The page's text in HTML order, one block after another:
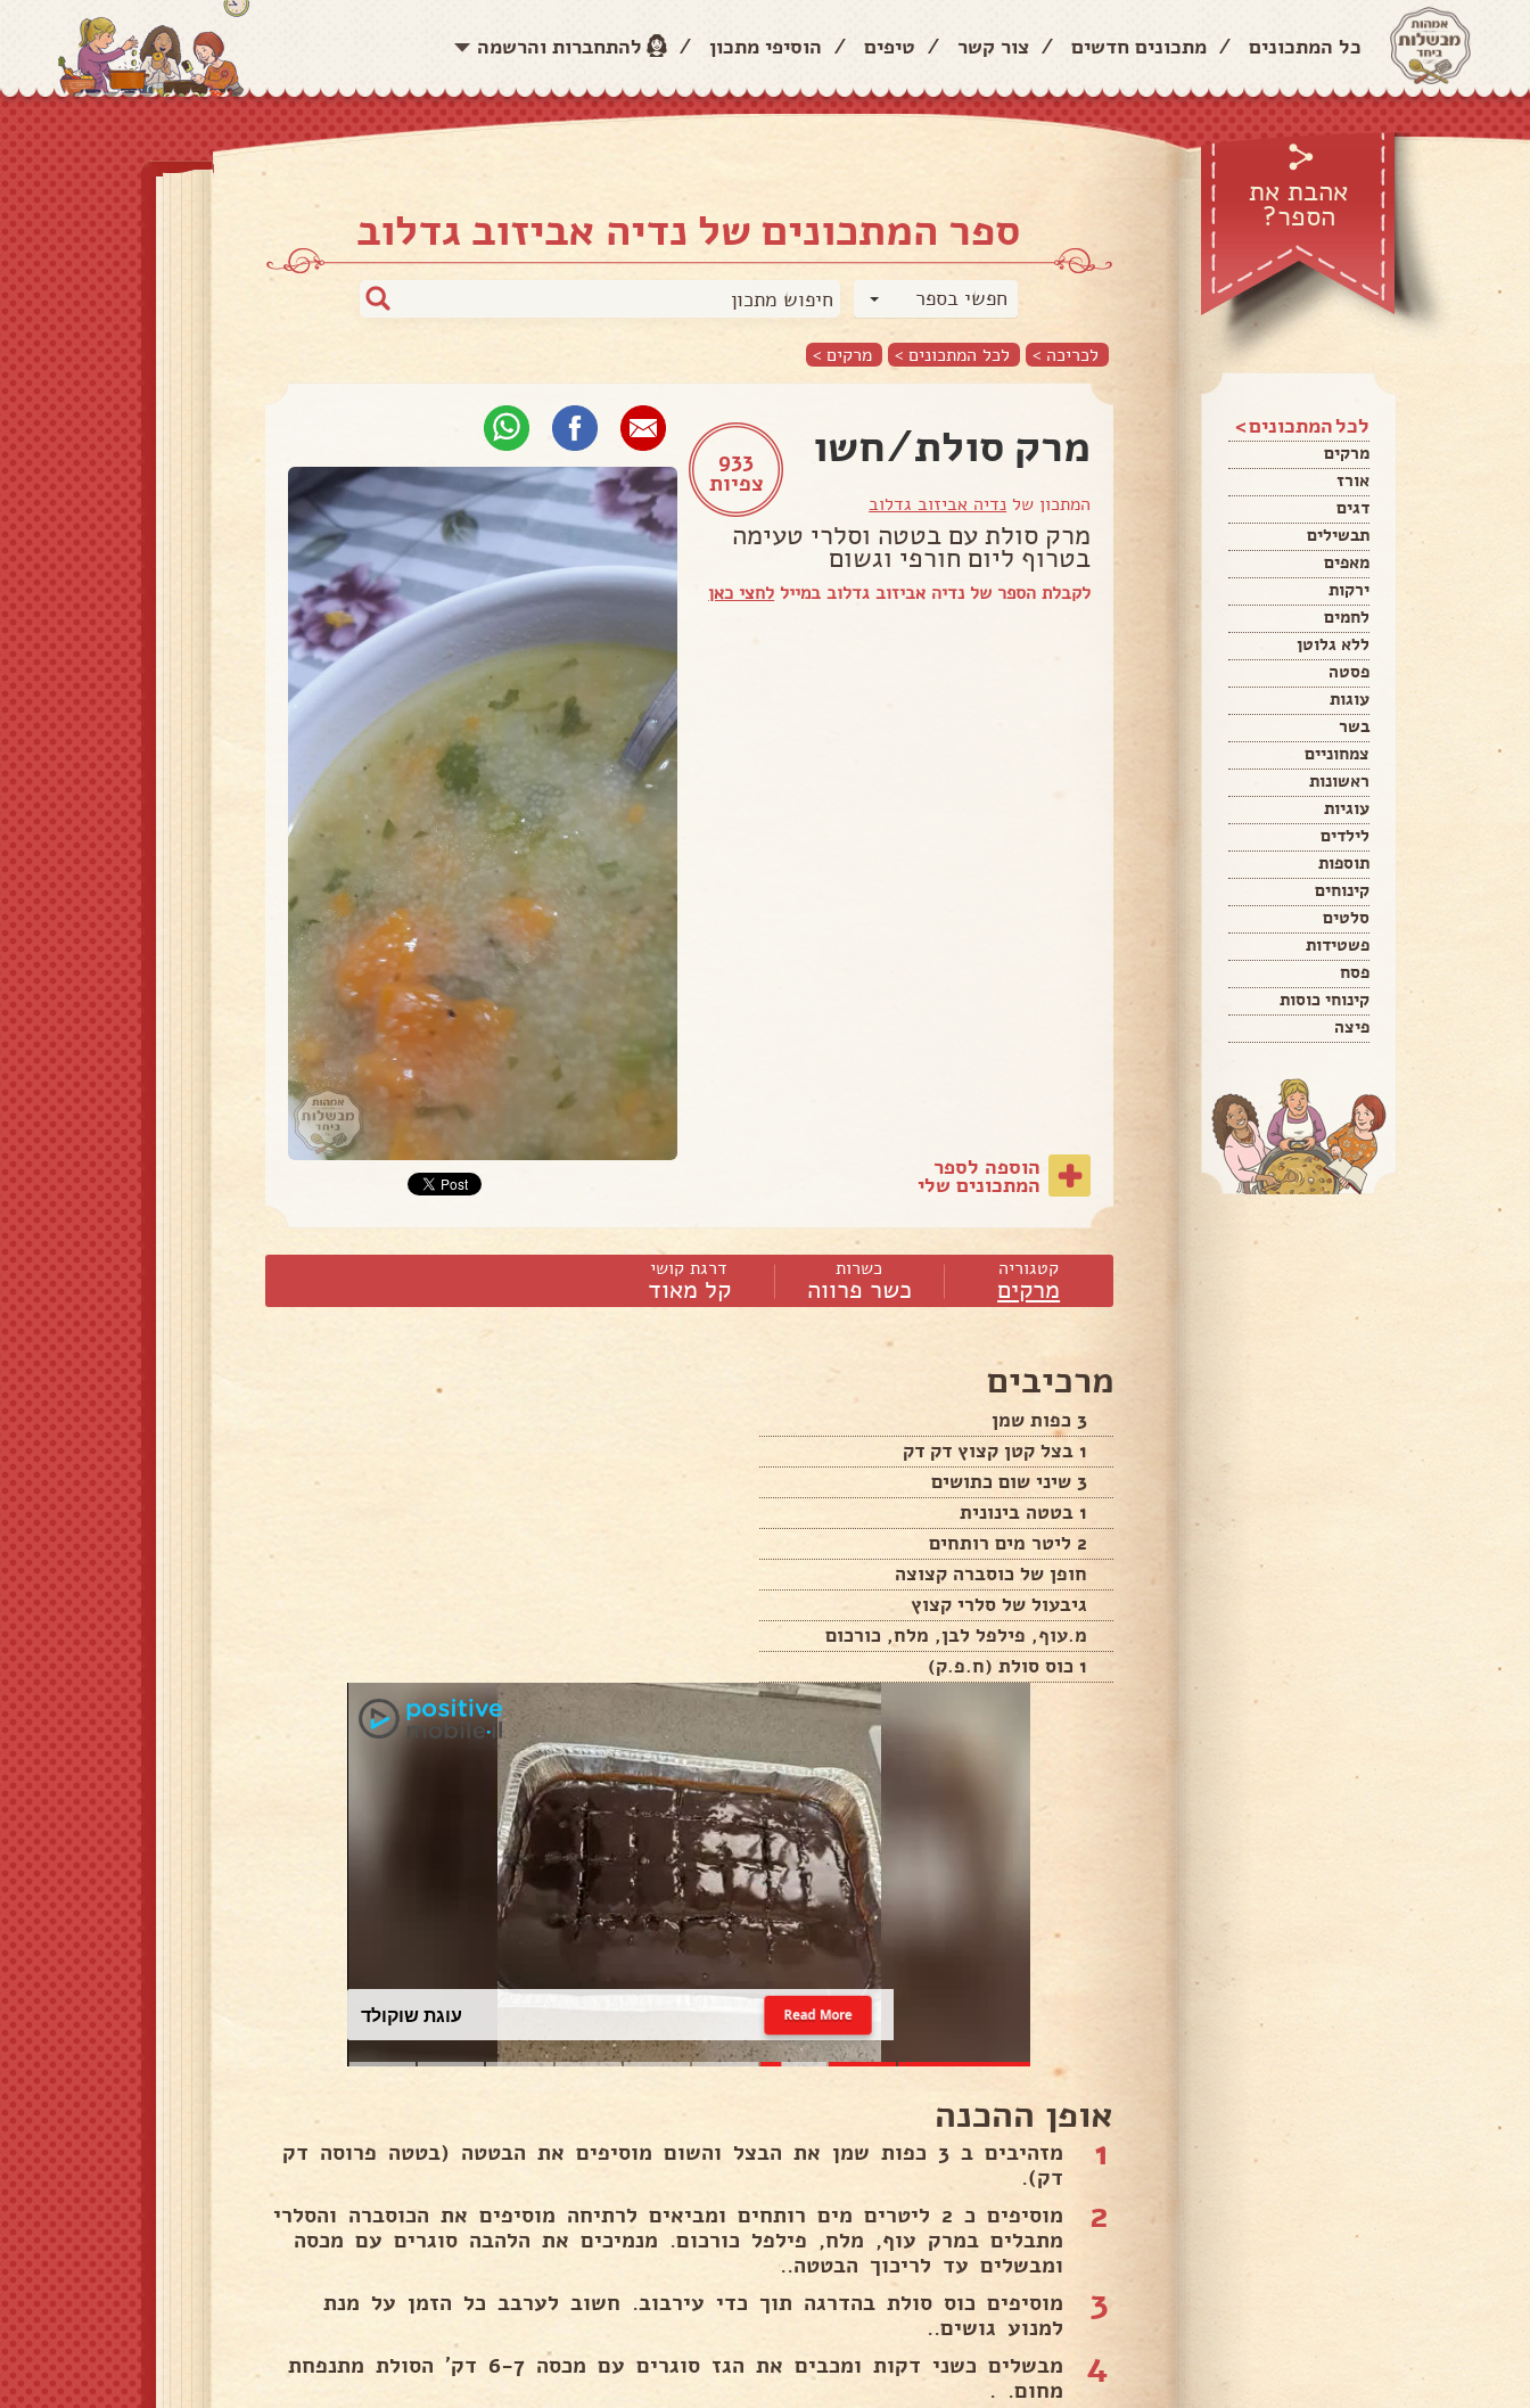
כל המתכונים / מתכונים חדשים / צור קשר / טיפים / הוסיפי מתכון / להתחברות והרשמה
אהבת את
הספר?
לכל המתכונים >
מרקים
אורז
דגים
תבשילים
מאפים
ירקות
לחמים
ללא גלוטן
פסטה
עוגות
בשר
צמחוניים
ראשונות
עוגיות
לילדים
תוספות
קינוחים
סלטים
פשטידות
פסח
קינוחי כוסות
פיצה
ספר המתכונים של נדיה אביזוב גדלוב
חפשי בספר
לכריכה > לכל המתכונים > מרקים >
933
צפיות
מרק סולת/חשו
המתכון של נדיה אביזוב גדלוב
מרק סולת עם בטטה וסלרי טעימה
בטרוף ליום חורפי וגשום
לקבלת הספר של נדיה אביזוב גדלוב במייל לחצי כאן
הוספה לספר
המתכונים שלי
קטגוריה
מרקים
כשרות
כשר פרווה
דרגת קושי
קל מאוד
מרכיבים
3 כפות שמן
1 בצל קטן קצוץ דק דק
3 שיני שום כתושים
1 בטטה בינונית
2 ליטר מים רותחים
חופן של כוסברה קצוצה
גיבעול של סלרי קצוץ
מ.עוף, פילפל לבן, מלח, כורכום
1 כוס סולת (ח.פ.ק)
עוגת שוקולד Read More
אופן ההכנה
1
מזהיבים ב 3 כפות שמן את הבצל והשום מוסיפים את הבטטה (בטטה פרוסה דק
דק).
2
מוסיפים כ 2 ליטרים מים רותחים ומביאים לרתיחה מוסיפים את הכוסברה והסלרי
מתבלים במרק עוף, מלח, פילפל כורכום. מנמיכים את הלהבה סוגרים עם מכסה
ומבשלים עד לריכוך הבטטה..
3
מוסיפים כוס סולת בהדרגה תוך כדי עירבוב. חשוב לערבב כל הזמן על מנת
למנוע גושים..
4
מבשלים כשני דקות ומכבים את הגז סוגרים עם מכסה 6-7 דק' הסולת מתנפחת
מחום. .